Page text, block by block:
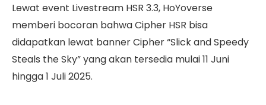
Lewat event Livestream HSR 3.3, HoYoverse
memberi bocoran bahwa Cipher HSR bisa
didapatkan lewat banner Cipher “Slick and Speedy
Steals the Sky” yang akan tersedia mulai 11 Juni
hingga 1 Juli 2025.